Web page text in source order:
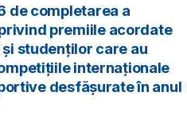
de completarea a
premiile acordate
studenților care au
internaționale
desfășurate în anul